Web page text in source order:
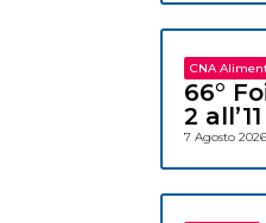
CNA
66°
2
7 Agosto 2026